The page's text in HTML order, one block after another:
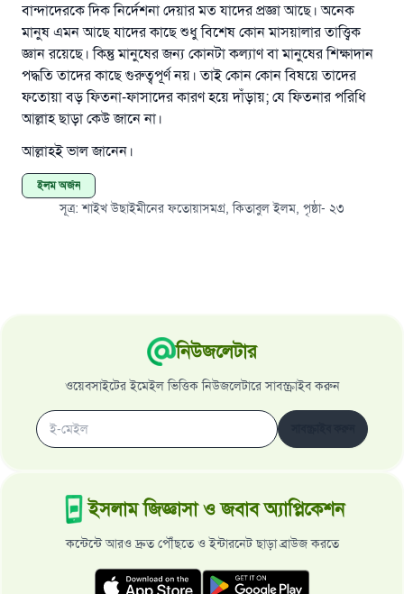
বান্দাদেরকে দিক নির্দেশনা দেয়ার মত যাদের প্রজ্ঞা আছে। অনেক
মানুষ এমন আছে যাদের কাছে শুধু বিশেষ কোন মাসয়ালার তাত্ত্বিক
জ্ঞান রয়েছে। কিন্তু মানুষের জন্য কোনটা কল্যাণ বা মানুষের শিক্ষাদান
পদ্ধতি তাদের কাছে গুরুত্বপূর্ণ নয়। তাই কোন কোন বিষয়ে তাদের
ফতোয়া বড় ফিতনা-ফাসাদের কারণ হয়ে দাঁড়ায়; যে ফিতনার পরিধি
আল্লাহ ছাড়া কেউ জানে না।
আল্লাহই ভাল জানেন।
ইলম অর্জন
সূত্র:শাইখ উছাইমীনের ফতোয়াসমগ্র, কিতাবুল ইলম, পৃষ্ঠা- ২৩
নিউজলেটার
ওয়েবসাইটের ইমেইল ভিত্তিক নিউজলেটারে সাবস্ক্রাইব করুন
ইসলাম জিজ্ঞাসা ও জবাব অ্যাপ্লিকেশন
কন্টেন্টে আরও দ্রুত পৌঁছতে ও ইন্টারনেট ছাড়া ব্রাউজ করতে
এখনই শরীক হোন